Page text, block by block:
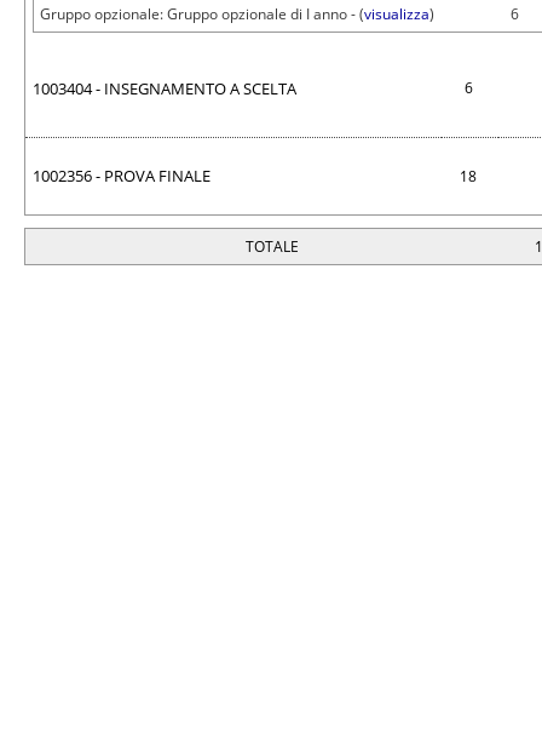
Gruppo opzionale: Gruppo opzionale di I anno - (visualizza) 6
1003404 - INSEGNAMENTO A SCELTA 6
1002356 - PROVA FINALE 18
TOTALE